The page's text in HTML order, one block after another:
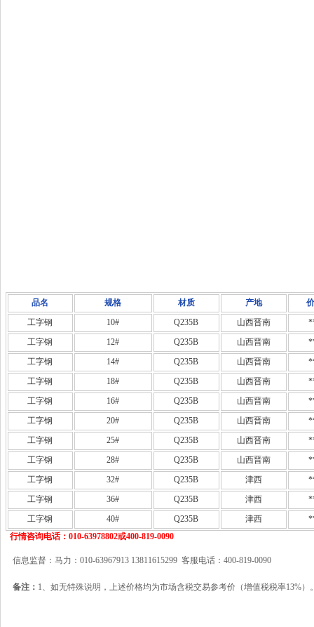
品名 规格 材质 产地
工字钢
10# Q235B 山西晋南
工字钢
12# Q235B 山西晋南
工字钢
14# Q235B 山西晋南
工字钢
18# Q235B 山西晋南
工字钢
16# Q235B 山西晋南
工字钢
20# Q235B 山西晋南
工字钢
25# Q235B 山西晋南
工字钢
28# Q235B 山西晋南
工字钢
32# Q235B 津西
工字钢
36# Q235B 津西
工字钢
40# Q235B 津西
行情咨询电话：010-63978802或400-819-0090
信息监督：马力：010-63967913 13811615299 客服电话：400-819-0090
备注： 1、如无特殊说明，上述价格均为市场含税交易参考价（增值税税率13%）